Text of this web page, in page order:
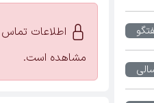
مشاهده است.